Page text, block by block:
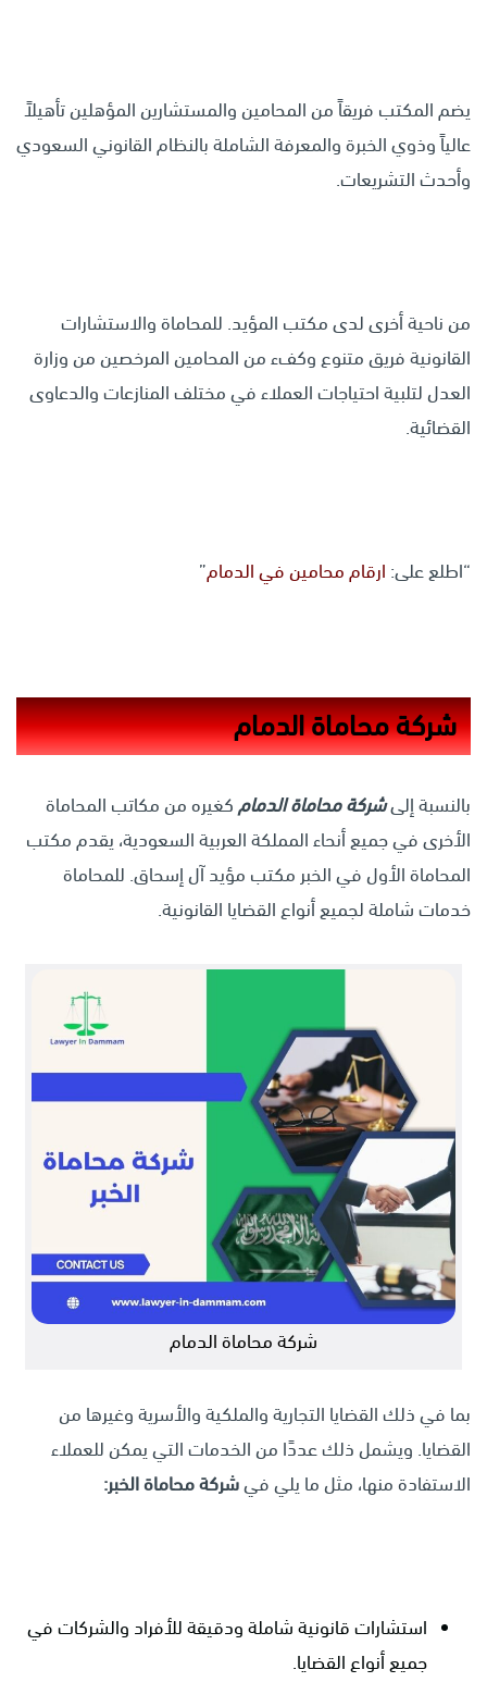
يضم المكتب فريقاً من المحامين والمستشارين المؤهلين تأهيلاً
عالياً وذوي الخبرة والمعرفة الشاملة بالنظام القانوني السعودي
وأحدث التشريعات.
من ناحية أخرى لدى مكتب المؤيد. للمحاماة والاستشارات
القانونية فريق متنوع وكفء من المحامين المرخصين من وزارة
العدل لتلبية احتياجات العملاء في مختلف المنازعات والدعاوى
القضائية.
“اطلع على: ارقام محامين في الدمام”
شركة محاماة الدمام
بالنسبة إلىشركة محاماة الدمامكغيره من مكاتب المحاماة
الأخرى في جميع أنحاء المملكة العربية السعودية، يقدم مكتب
المحاماة الأول في الخبر مكتب مؤيد آل إسحاق. للمحاماة
خدمات شاملة لجميع أنواع القضايا القانونية.
شركة محاماة الدمام
بما في ذلك القضايا التجارية والملكية والأسرية وغيرها من
القضايا. ويشمل ذلك عددًا من الخدمات التي يمكن للعملاء
الاستفادة منها، مثل ما يلي فيشركة محاماة الخبر:
استشارات قانونية شاملة ودقيقة للأفراد والشركات في
جميع أنواع القضايا.